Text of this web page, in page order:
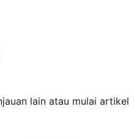
lain atau mulai artikel